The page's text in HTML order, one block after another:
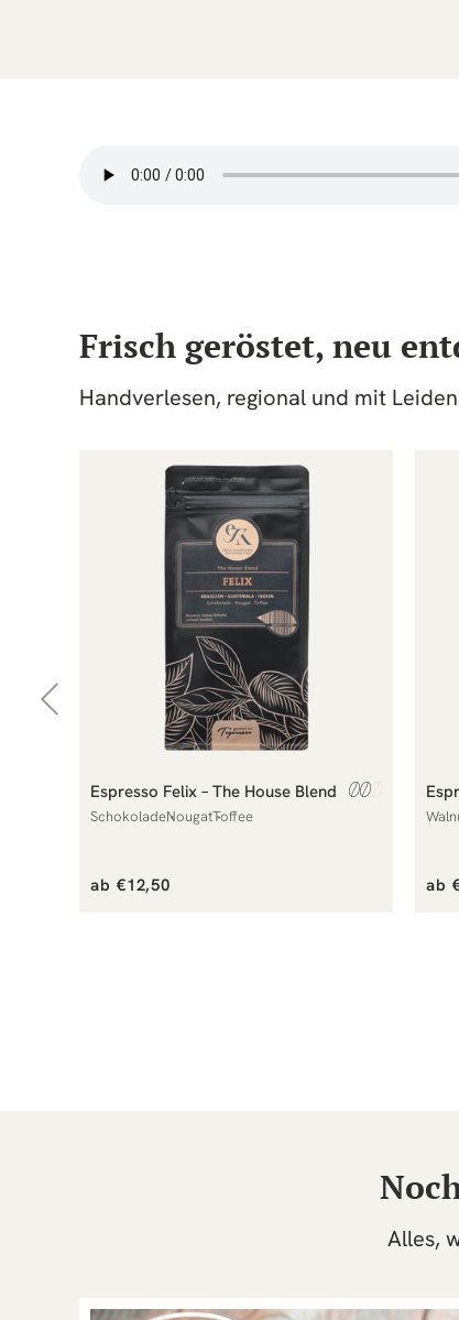
Frisch geröstet, neu
Handverlesen, regional und mit
Espresso Felix – The House Blend
SchokoladeNougatToffee
Normaler
ab €12,50 ab
Alles,